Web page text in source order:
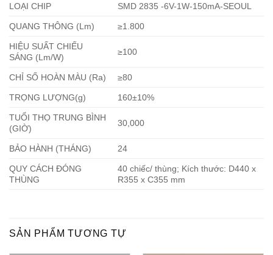
LOẠI CHIP SMD 2835 -6V-1W-150mA-SEOUL
QUANG THÔNG (Lm) ≥1.800
HIỆU SUẤT CHIẾU
SÁNG (Lm/W)
≥100
CHỈ SỐ HOÀN MÀU (Ra) ≥80
TRỌNG LƯỢNG(g) 160±10%
TUỔI THỌ TRUNG BÌNH
(GIỜ)
30,000
BẢO HÀNH (THÁNG) 24
QUY CÁCH ĐÓNG
THÙNG
40 chiếc/ thùng; Kích thước: D440 x
R355 x C355 mm
SẢN PHẨM TƯƠNG TỰ